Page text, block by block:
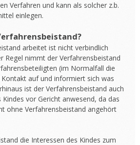
Verfahren und kann als solcher z.b.
einlegen.
arbeitet ist nicht verbindlich
Regel nimmt der Verfahrensbeistand
(im Normalfall die
auf und informiert sich was
ist der Verfahrensbeistand auch
vor Gericht anwesend, da das
ohne Verfahrensbeistand angehört
die Interessen des Kindes zum